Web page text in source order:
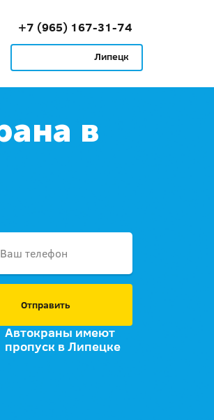
+7 (965) 167-31-74
Липецк
в
Отправить
Автокраны имеют
пропуск в Липецке